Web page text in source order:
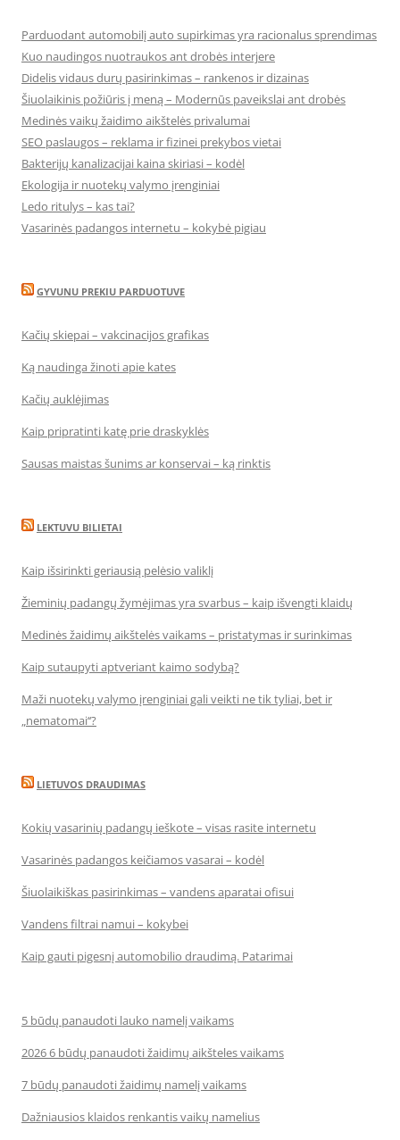
Parduodant automobilį auto supirkimas yra racionalus sprendimas
Kuo naudingos nuotraukos ant drobės interjere
Didelis vidaus durų pasirinkimas – rankenos ir dizainas
Šiuolaikinis požiūris į meną – Modernūs paveikslai ant drobės
Medinės vaikų žaidimo aikštelės privalumai
SEO paslaugos – reklama ir fizinei prekybos vietai
Bakterijų kanalizacijai kaina skiriasi – kodėl
Ekologija ir nuotekų valymo įrenginiai
Ledo ritulys – kas tai?
Vasarinės padangos internetu – kokybė pigiau
GYVUNU PREKIU PARDUOTUVE
Kačių skiepai – vakcinacijos grafikas
Ką naudinga žinoti apie kates
Kačių auklėjimas
Kaip pripratinti katę prie draskyklės
Sausas maistas šunims ar konservai – ką rinktis
LEKTUVU BILIETAI
Kaip išsirinkti geriausią pelėsio valiklį
Žieminių padangų žymėjimas yra svarbus – kaip išvengti klaidų
Medinės žaidimų aikštelės vaikams – pristatymas ir surinkimas
Kaip sutaupyti aptveriant kaimo sodybą?
Maži nuotekų valymo įrenginiai gali veikti ne tik tyliai, bet ir
„nematomai‘‘?
LIETUVOS DRAUDIMAS
Kokių vasarinių padangų ieškote – visas rasite internetu
Vasarinės padangos keičiamos vasarai – kodėl
Šiuolaikiškas pasirinkimas – vandens aparatai ofisui
Vandens filtrai namui – kokybei
Kaip gauti pigesnį automobilio draudimą. Patarimai
5 būdų panaudoti lauko namelį vaikams
2026 6 būdų panaudoti žaidimų aikšteles vaikams
7 būdų panaudoti žaidimų namelį vaikams
Dažniausios klaidos renkantis vaikų namelius